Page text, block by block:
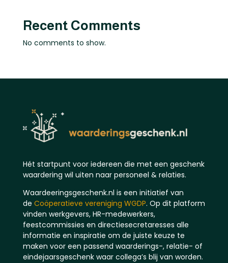
Recent Comments
No comments to show.
Hét startpunt voor iedereen die met een geschenk
waardering wil uiten naar personeel & relaties.
Waardeeringsgeschenk.nl is een initiatief van
de Coöperatieve vereniging WGDP. Op dit platform
vinden werkgevers, HR-medewerkers,
feestcommissies en directiesecretaresses alle
informatie en inspiratie om de juiste keuze te
maken voor een passend waarderings-, relatie- of
eindejaarsgeschenk waar collega’s blij van worden.